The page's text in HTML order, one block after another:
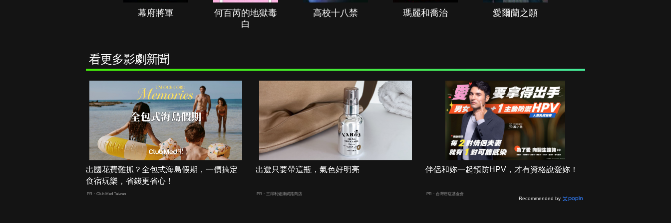
幕府將軍
何百芮的地獄毒
白
高校十八禁 瑪麗和喬治 愛爾蘭之願
看更多影劇新聞
出國花費難抓？全包式海島假期，一價搞定
食宿玩樂，省錢更省心！
PR・Club Med Taiwan
出遊只要帶這瓶，氣色好明亮
PR・三得利健康網路商店
伴侶和妳一起預防HPV，才有資格說愛妳！
PR・台灣癌症基金會
Recommended by